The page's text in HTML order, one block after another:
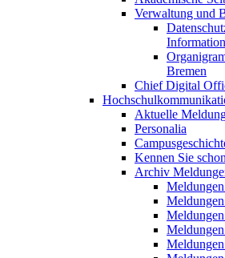
Verwaltung und
Bremen
Chief Digital
Aktuelle
Personalia
Kennen Sie
Archiv